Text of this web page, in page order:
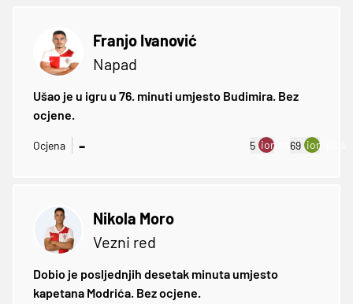
Franjo Ivanović
Napad
Ušao je u igru u 76. minuti umjesto Budimira. Bez
ocjene.
Ocjena - 5 ion:minus
69 ion:plus
Nikola Moro
Vezni red
Dobio je posljednjih desetak minuta umjesto
kapetana Modrića. Bez ocjene.